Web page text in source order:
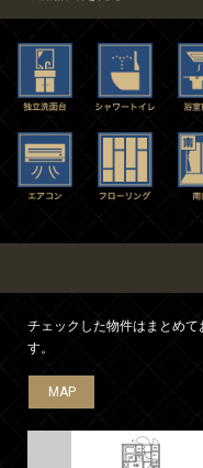
チェックした物件はまとめ
す。
MAP
MAP
MAP
MAP
MAP